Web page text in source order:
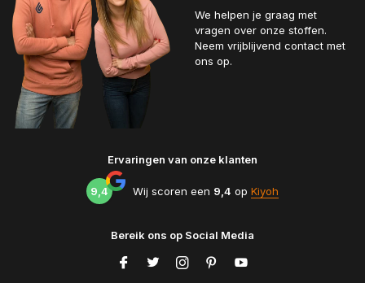
We helpen je graag met
vragen over onze stoffen.
Neem vrijblijvend contact met
ons op.
Ervaringen van onze klanten
9,4 Wij scoren een 9,4 op Kiyoh
Bereik ons op Social Media